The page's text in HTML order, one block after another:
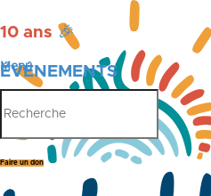
10 ans 🎉
ÉVÉNEMENTS
PUBLICATIONS
Menu
Faire un don